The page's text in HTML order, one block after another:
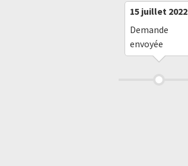
15 juillet 2022
Demande
envoyée